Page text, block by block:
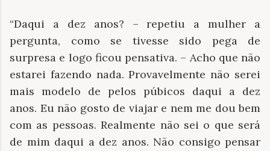
“Daqui a dez anos? – repetiu a mulher a
pergunta, como se tivesse sido pega de
surpresa e logo ficou pensativa. – Acho que não
estarei fazendo nada. Provavelmente não serei
mais modelo de pelos púbicos daqui a dez
anos. Eu não gosto de viajar e nem me dou bem
com as pessoas. Realmente não sei o que será
de mim daqui a dez anos. Não consigo pensar